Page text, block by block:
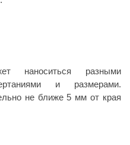
наноситься разными
и размерами.
не ближе 5 мм от края